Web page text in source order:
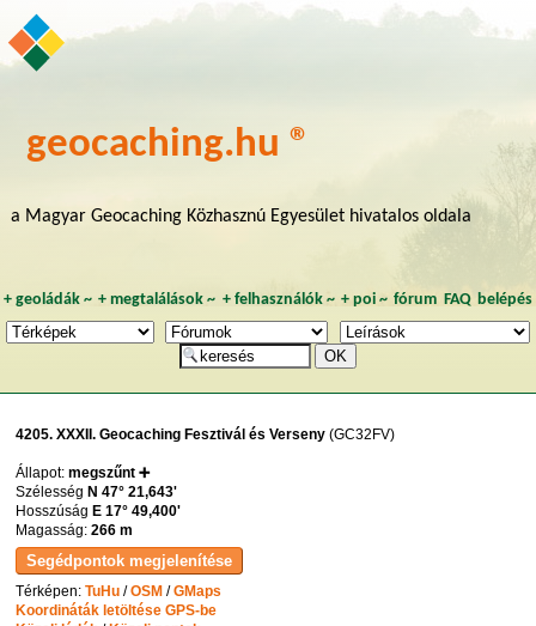
geocaching.hu ®
a Magyar Geocaching Közhasznú Egyesület hivatalos oldala
+ geoládák~ +megtalálások ~ + felhasználók~ + poi~ fórum FAQ belépés
4205. XXXII. Geocaching Fesztivál és Verseny (GC32FV)
Állapot:megszűnt ➕
SzélességN 47° 21,643'
HosszúságE 17° 49,400'
Magasság:266 m
Térképen:TuHu /OSM /GMaps
Koordináták letöltése GPS-be